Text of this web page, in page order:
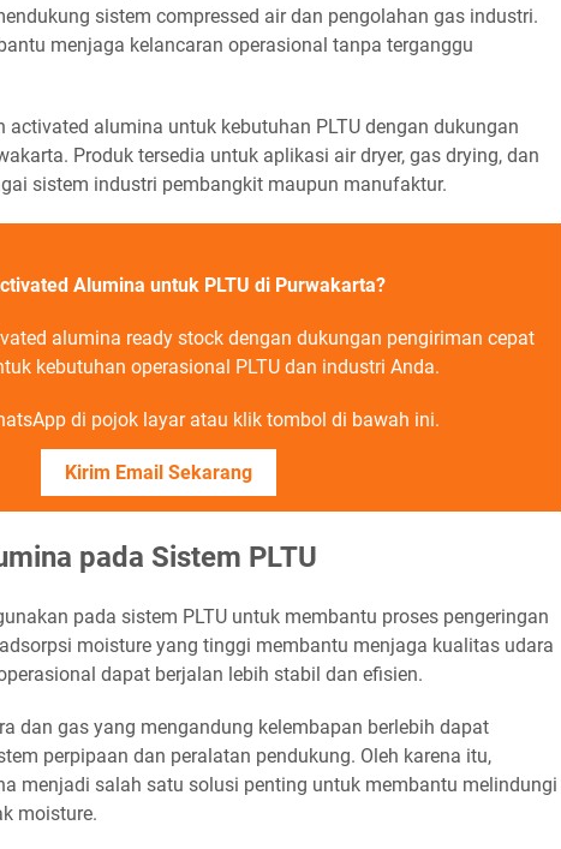
sistem compressed air dan pengolahan gas industri.
menjaga kelancaran operasional tanpa terganggu
activated alumina untuk kebutuhan PLTU dengan dukungan
Produk tersedia untuk aplikasi air dryer, gas drying, dan
sistem industri pembangkit maupun manufaktur.
Alumina untuk PLTU di Purwakarta?
alumina ready stock dengan dukungan pengiriman cepat
kebutuhan operasional PLTU dan industri Anda.
di pojok layar atau klik tombol di bawah ini.
Kirim Email Sekarang
pada Sistem PLTU
pada sistem PLTU untuk membantu proses pengeringan
moisture yang tinggi membantu menjaga kualitas udara
dapat berjalan lebih stabil dan efisien.
dan gas yang mengandung kelembapan berlebih dapat
perpipaan dan peralatan pendukung. Oleh karena itu,
menjadi salah satu solusi penting untuk membantu melindungi
moisture.